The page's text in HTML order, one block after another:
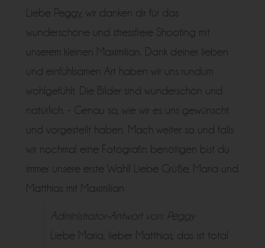
Liebe Peggy, wir danken dir für das
wunderschöne und stressfreie Shooting mit
unserem kleinen Maximilian. Dank deiner lieben
und einfühlsamen Art haben wir uns rundum
wohlgefühlt. Die Bilder sind wunderschön und
natürlich. - Genau so, wie wir es uns gewünscht
und vorgestellt haben. Mach weiter so und falls
wir nochmal eine Fotografin benötigen bist du
immer unsere erste Wahl! Liebe Grüße, Maria und
Matthias mit Maximilian
Administrator-Antwort von: Peggy
Liebe Maria, lieber Matthias, das ist total